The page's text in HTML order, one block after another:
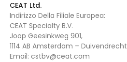
CEAT Ltd.
Indirizzo Della Filiale Europea:
CEAT Specialty B.V.
Joop Geesinkweg 901,
1114 AB Amsterdam – Duivendrecht
Email: cstbv@ceat.com